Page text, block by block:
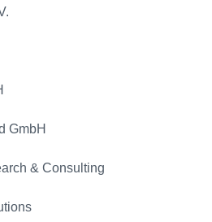
GmbH
& Consulting